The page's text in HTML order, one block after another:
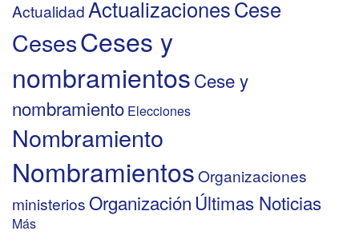
Actualidad ActualizacionesCese
CesesCeses y
nombramientosCese y
nombramiento Elecciones
Nombramiento
NombramientosOrganizaciones
ministeriosOrganizaciónÚltimas Noticias
Más